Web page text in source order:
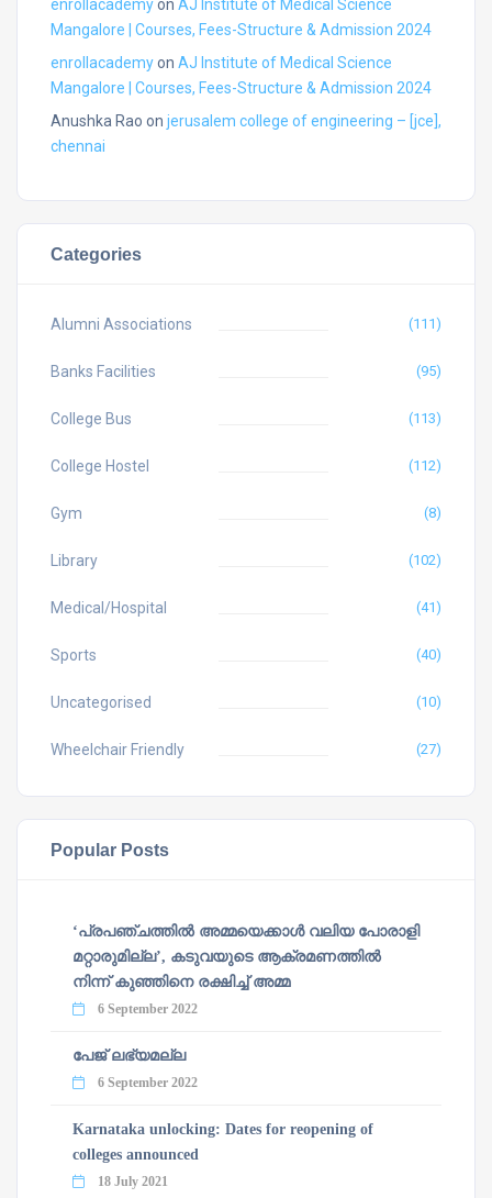
enrollacademyon AJ Institute of Medical Science
Mangalore | Courses, Fees-Structure & Admission 2024
enrollacademyon AJ Institute of Medical Science
Mangalore | Courses, Fees-Structure & Admission 2024
Anushka Rao on jerusalem college of engineering – [jce],
chennai
Categories
Alumni Associations (111)
Banks Facilities (95)
College Bus (113)
College Hostel (112)
Gym (8)
Library (102)
Medical/Hospital (41)
Sports (40)
Uncategorised (10)
Wheelchair Friendly (27)
Popular Posts
‘പ്രപഞ്ചത്തില്‍ അമ്മയെക്കാള്‍ വലിയ പോരാളി
മറ്റാരുമില്ല’, കടുവയുടെ ആക്രമണത്തില്‍
നിന്ന് കുഞ്ഞിനെ രക്ഷിച്ച് അമ്മ
6 September 2022
പേജ് ലഭ്യമല്ല
6 September 2022
Karnataka unlocking: Dates for reopening of
colleges announced
18 July 2021